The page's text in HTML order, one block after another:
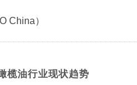
China）
榄油行业现状趋势